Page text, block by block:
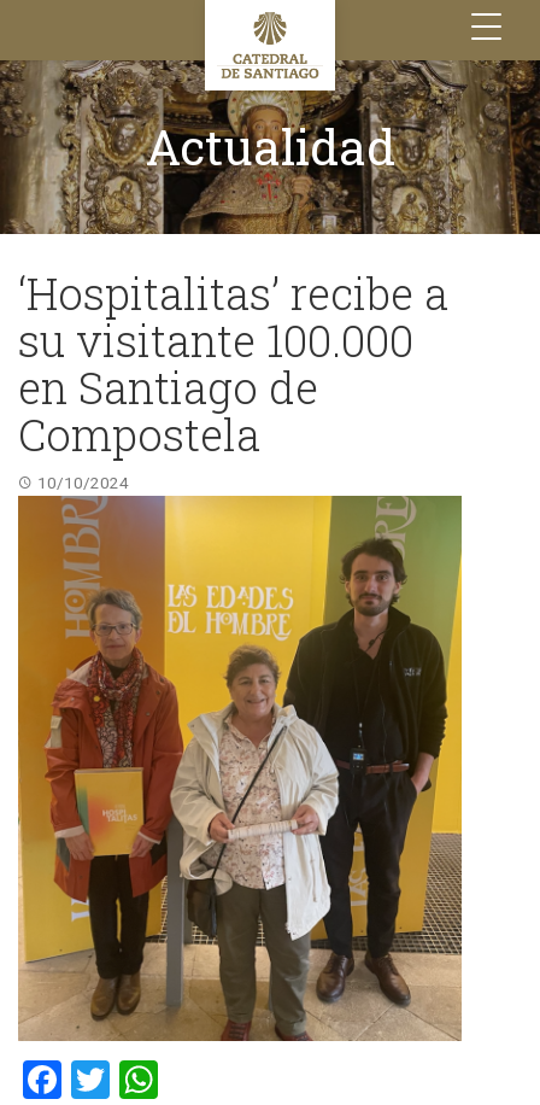
Toggle
navigation
Actualidad
‘Hospitalitas’ recibe a
su visitante 100.000
en Santiago de
Compostela
10/10/2024
Facebook
Twitter